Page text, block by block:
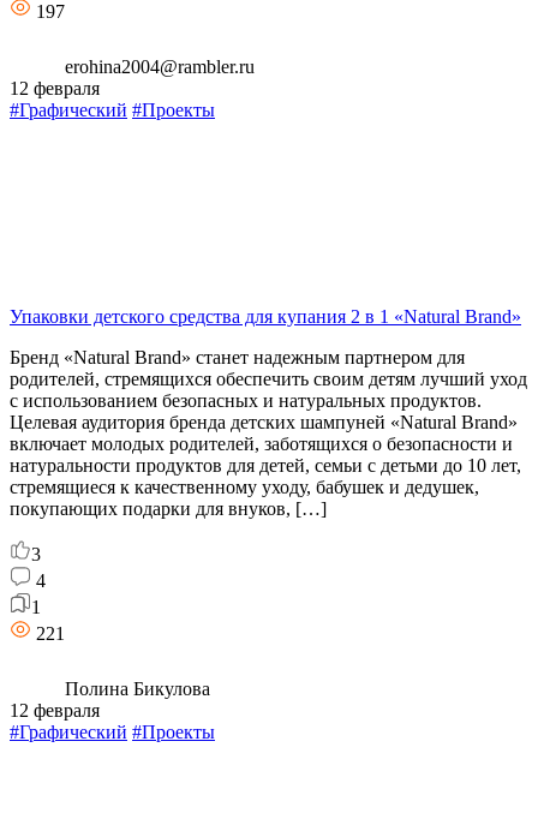
197
erohina2004@rambler.ru
12 февраля
#Графический #Проекты
Упаковки детского средства для купания 2 в 1 «Natural Brand»
Бренд «Natural Brand» станет надежным партнером для
родителей, стремящихся обеспечить своим детям лучший уход
с использованием безопасных и натуральных продуктов.
Целевая аудитория бренда детских шампуней «Natural Brand»
включает молодых родителей, заботящихся о безопасности и
натуральности продуктов для детей, семьи с детьми до 10 лет,
стремящиеся к качественному уходу, бабушек и дедушек,
покупающих подарки для внуков, […]
3
4
1
221
Полина Бикулова
12 февраля
#Графический #Проекты